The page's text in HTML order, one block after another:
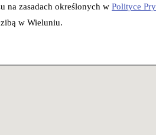
na zasadach określonych w Polityce
w Wieluniu.